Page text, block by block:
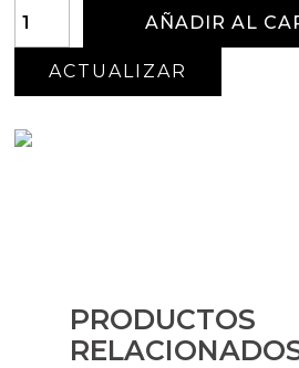
AÑADIR AL
PRODUCTOS